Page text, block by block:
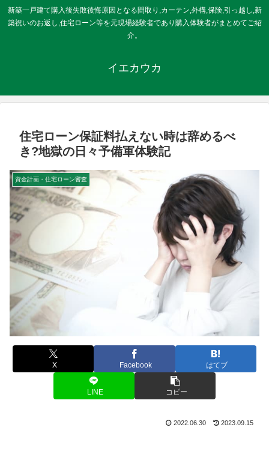
新築一戸建て購入後失敗後悔原因となる間取り,カーテン,外構,保険,引っ越し,新
築祝いのお返し,住宅ローン等を元現場経験者であり購入体験者がまとめてご紹
介。
イエカウカ
住宅ローン保証料払えない時は辞めるべ
き?地獄の日々予備軍体験記
資金計画・住宅ローン審査
X Facebook はてブ
LINE コピー
2022.06.30 2023.09.15